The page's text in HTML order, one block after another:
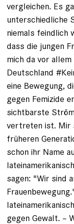
vergleichen. Es
unterschiedliche
niemals feindlich
dass die jungen
mich da vor
Deutschland
eine Bewegung,
gegen Femizide
sichtbarste
vertreten ist. Mir
früheren
schon ihr Name
sagen: "Wir sind
gegen Gewalt. –